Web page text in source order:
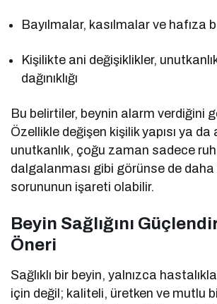
Bayılmalar, kasılmalar ve hafıza
Kişilikte ani değişiklikler,
dağınıklığı
Bu belirtiler, beynin alarm verdiğini
Özellikle değişen kişilik yapısı ya da
unutkanlık, çoğu zaman sadece
dalgalanması gibi görünse de daha
sorununun işareti olabilir.
Beyin Sağlığını
Öneri
Sağlıklı bir beyin, yalnızca
için değil; kaliteli, üretken ve mutlu